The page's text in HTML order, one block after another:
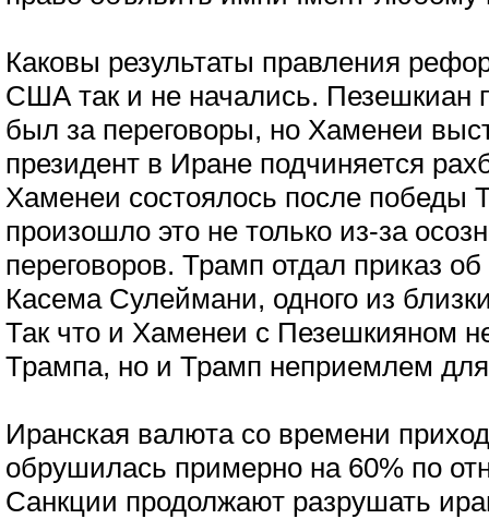
Каковы результаты правления
США так и не начались. Пезешкиан
был за переговоры, но Хаменеи
президент в Иране подчиняется
Хаменеи состоялось после победы
произошло это не только из-за
переговоров. Трамп отдал приказ
Касема Сулеймани, одного из
Так что и Хаменеи с Пезешкияном
Трампа, но и Трамп неприемлем
Иранская валюта со времени
обрушилась примерно на 60% по
Санкции продолжают разрушать